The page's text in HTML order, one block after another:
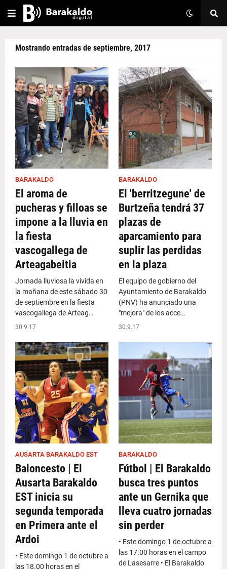
Mostrando entradas de septiembre, 2017
BARAKALDO
El aroma de
pucheras y filloas se
impone a la lluvia en
la fiesta
vascogallega de
Arteagabeitia
Jornada lluviosa la vivida en
la mañana de este sábado 30
de septiembre en la fiesta
vascogallega de Arteag…
30.9.17
BARAKALDO
El 'berritzegune' de
Burtzeña tendrá 37
plazas de
aparcamiento para
suplir las perdidas
en la plaza
El equipo de gobierno del
Ayuntamiento de Barakaldo
(PNV) ha anunciado una
"mejora" de los acce…
30.9.17
AUSARTA BARAKALDO EST
Baloncesto | El
Ausarta Barakaldo
EST inicia su
segunda temporada
en Primera ante el
Ardoi
• Este domingo 1 de octubre a
las 18.00 horas en el
BARAKALDO
Fútbol | El Barakaldo
busca tres puntos
ante un Gernika que
lleva cuatro jornadas
sin perder
• Este domingo 1 de octubre a
las 17.00 horas en el campo
de Lasesarre • El Barakaldo